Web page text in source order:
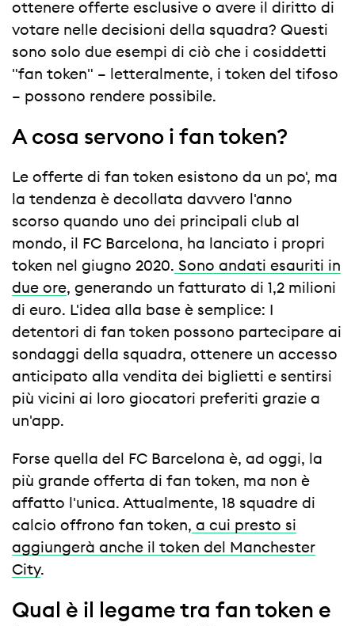
ottenere offerte esclusive o avere il diritto di
votare nelle decisioni della squadra? Questi
sono solo due esempi di ciò che i cosiddetti
"fan token" – letteralmente, i token del tifoso
– possono rendere possibile.
A cosa servono i fan token?
Le offerte di fan token esistono da un po', ma
la tendenza è decollata davvero l'anno
scorso quando uno dei principali club al
mondo, il FC Barcelona, ha lanciato i propri
token nel giugno 2020. Sono andati esauriti in
due ore, generando un fatturato di 1,2 milioni
di euro. L'idea alla base è semplice: I
detentori di fan token possono partecipare ai
sondaggi della squadra, ottenere un accesso
anticipato alla vendita dei biglietti e sentirsi
più vicini ai loro giocatori preferiti grazie a
un'app.
Forse quella del FC Barcelona è, ad oggi, la
più grande offerta di fan token, ma non è
affatto l'unica. Attualmente, 18 squadre di
calcio offrono fan token, a cui presto si
aggiungerà anche il token del Manchester
City.
Qual è il legame tra fan token e